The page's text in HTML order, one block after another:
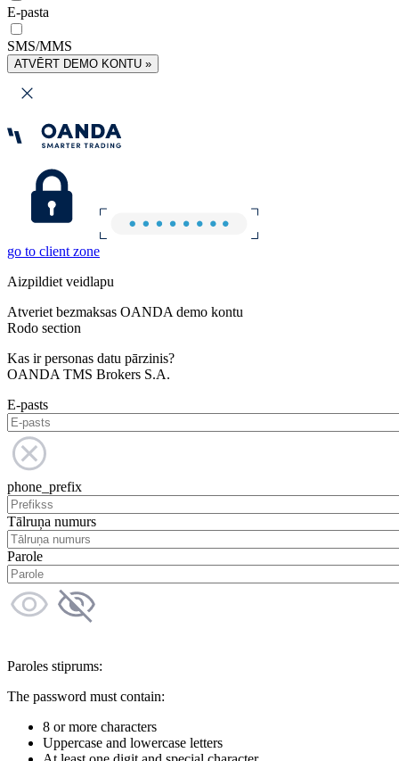
E-pasta
SMS/MMS
ATVĒRT DEMO KONTU »
go to client zone
Aizpildiet veidlapu
Atveriet bezmaksas OANDA demo kontu
Rodo section
Kas ir personas datu pārzinis?
OANDA TMS Brokers S.A.
E-pasts
phone_prefix
Tālruņa numurs
Parole
Paroles stiprums:
The password must contain:
8 or more characters
Uppercase and lowercase letters